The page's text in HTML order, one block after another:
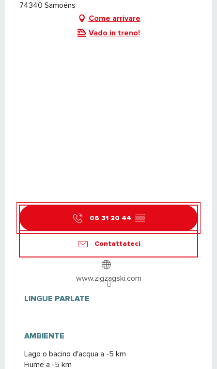
74340 Samoëns
Come arrivare
Vado in treno!
06 31 20 44 ▒▒
Contattateci
www.zigzagski.com
LINGUE PARLATE
LINGUE PARLATE
AMBIENTE
AMBIENTE
Lago o bacino d'acqua a -5 km
Fiume a -5 km